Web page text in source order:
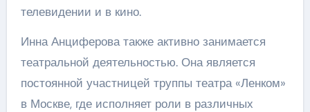
телевидении и в кино.
Инна Анциферова также активно занимается
театральной деятельностью. Она является
постоянной участницей труппы театра «Ленком»
в Москве, где исполняет роли в различных